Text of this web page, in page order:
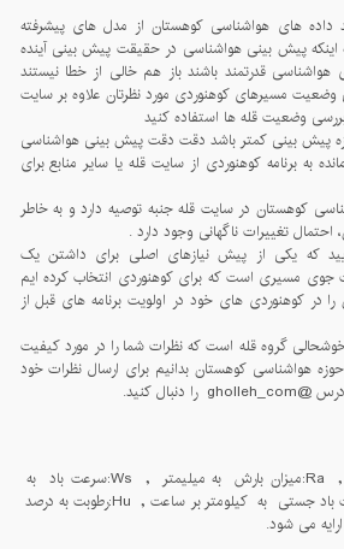
داده های هواشناسی کوهستان از مدل های پیشرفته
توجه به اینکه پیش بینی هواشناسی در حقیقت پیش بینی آینده
مدل های هواشناسی قدرتمند باشند باز هم خالی از خطا نیستند
می شود برای پیش بینی وضعیت مسیرهای کوهنوردی مورد نظرتان علاوه بر سایت
پیش بینی کمتر باشد دقت دقت پیش بینی هواشناسی
به برنامه کوهنوردی از سایت قله یا سایر منابع برای
کوهستان در سايت قله جنبه توصيه دارد و به خاطر
که یکی از پیش نیازهای اصلی برای داشتن یک
وضعیت جوی مسیری است که برای کوهنوردی انتخاب کرده ایم
پس حتما هواشناسی کوهستان را در کوهنوردی های خود در اولویت برنامه های قبل از
گروه قله است که نظرات شما را در مورد کیفیت
حوزه هواشناسی کوهستان بدانیم برای ارسال نظرات خود
Sn:ارتفاع برف به سانتی متر , Ra:میزان بارش به میلیمتر , Ws:سرعت باد به
کیلومتر بر ساعت , WG:سرعت باد جستی به کیلومتر بر ساعت , Hu:رطوبت به درصد